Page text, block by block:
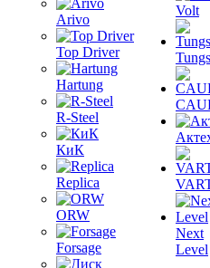
Arivo
Top Driver
Hartung
R-Steel
КиК
Replica
ORW
Forsage
Volt
Next
Level